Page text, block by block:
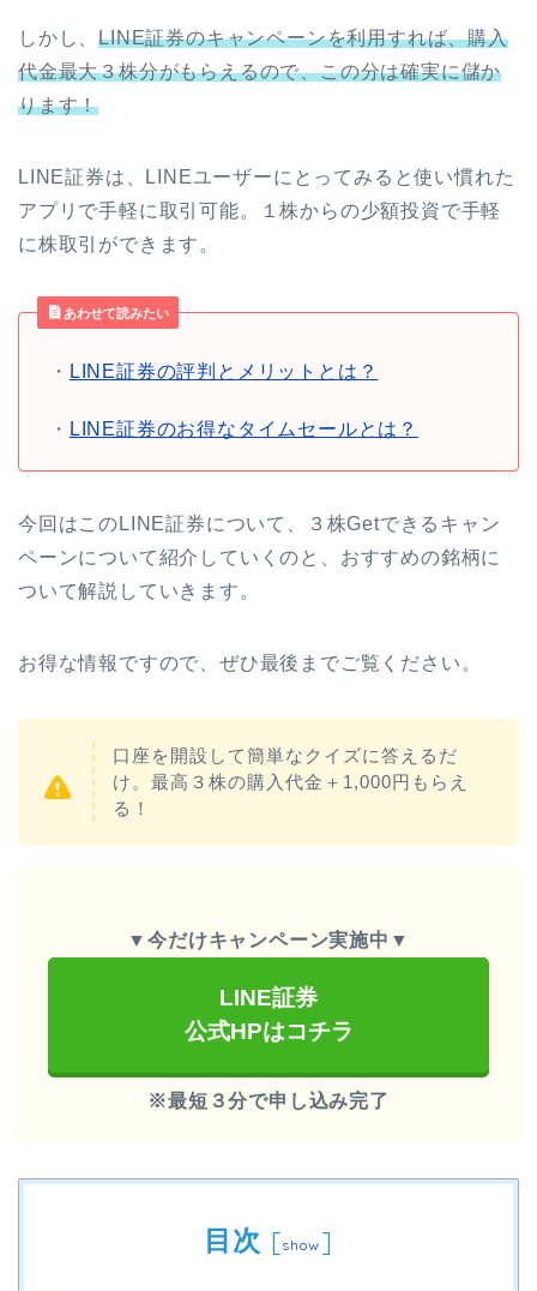
しかし、LINE証券のキャンペーンを利用すれば、購入
代金最大３株分がもらえるので、この分は確実に儲か
ります！
LINE証券は、LINEユーザーにとってみると使い慣れた
アプリで手軽に取引可能。１株からの少額投資で手軽
に株取引ができます。
あわせて読みたい
・ LINE証券の評判とメリットとは？
・ LINE証券のお得なタイムセールとは？
今回はこのLINE証券について、３株Getできるキャン
ペーンについて紹介していくのと、おすすめの銘柄に
ついて解説していきます。
お得な情報ですので、ぜひ最後までご覧ください。
口座を開設して簡単なクイズに答えるだ
け。最高３株の購入代金＋1,000円もらえ
る！
▼今だけキャンペーン実施中 ▼
LINE証券
公式HPはコチラ
※最短３分で申し込み完了
目次 [show ]